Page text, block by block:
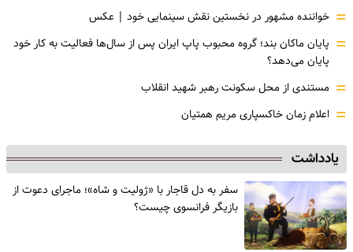
= خواننده مشهور در نخستین نقش سینمایی خود |‌ عکس
= پایان ماکان بند؛ گروه محبوب پاپ ایران پس از سال‌ها فعالیت به کار خود
پایان می‌دهد؟
= مستندی از محل سکونت رهبر شهید انقلاب
= اعلام زمان خاکسپاری مریم همتیان
یادداشت
سفر به دل قاجار با «ژولیت و شاه»؛ ماجرای دعوت از
‌بازیگر فرانسوی چیست؟